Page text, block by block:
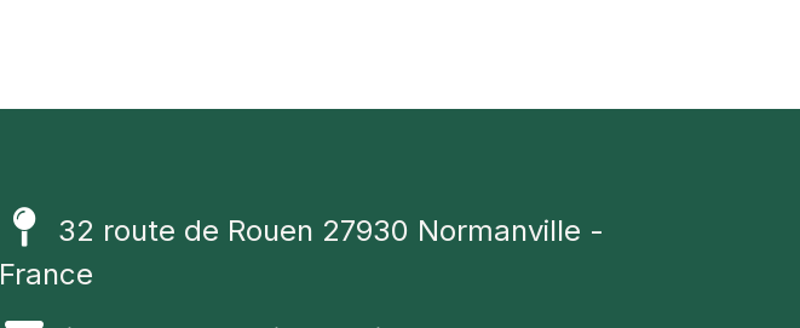
32 route de Rouen 27930 Normanville -
France